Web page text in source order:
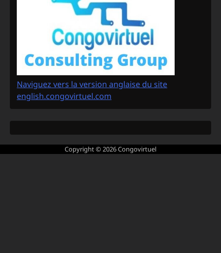
Naviguez vers la version anglaise du site
english.congovirtuel.com
Copyright © 2026Congovirtuel